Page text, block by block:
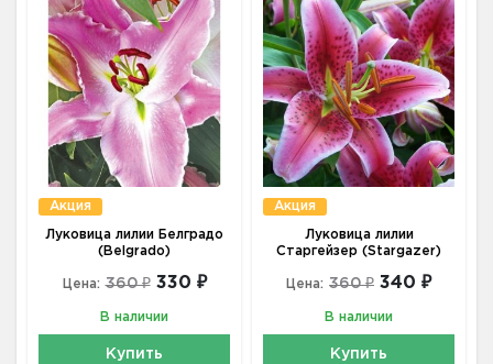
Акция
Луковица лилии Белградо
(Belgrado)
Цена: 360 ₽ 330 ₽
В наличии
Купить
Акция
Луковица лилии
Старгейзер (Stargazer)
Цена: 360 ₽ 340 ₽
В наличии
Купить